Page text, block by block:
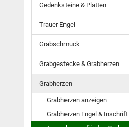
Gedenksteine & Platten
Trauer Engel
Grabschmuck
Grabgestecke & Grabherzen
Grabherzen
Grabherzen anzeigen
Grabherzen Engel & Inschrift